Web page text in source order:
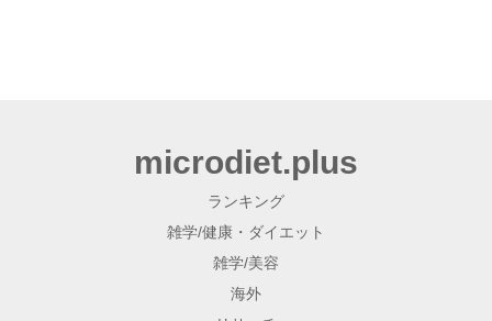
microdiet.plus
ランキング
雑学/健康・ダイエット
雑学/美容
海外